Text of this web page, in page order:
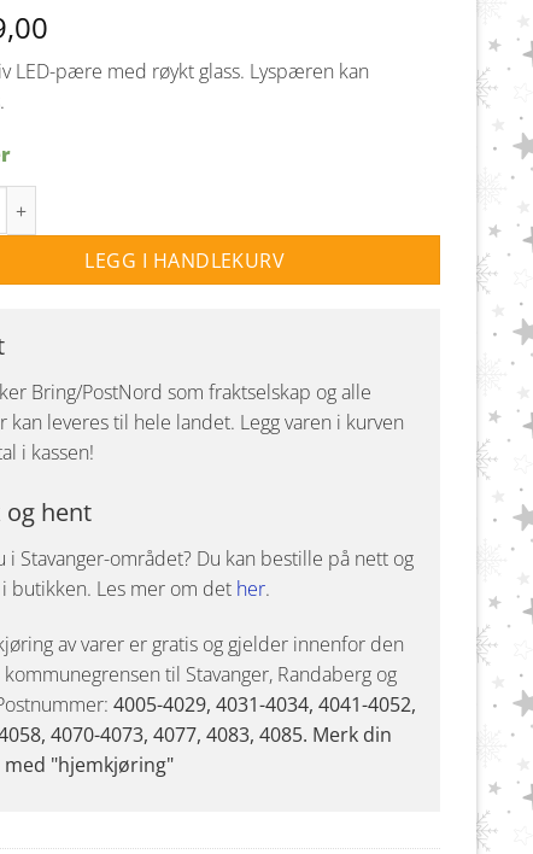
LED-pære med røykt glass. Lyspæren kan
spiral smoke E27 4W 90lm 95mm antall
LEGG I HANDLEKURV
Bring/PostNord som fraktselskap og alle
kan leveres til hele landet. Legg varen i kurven
i kassen!
og hent
i Stavanger-området? Du kan bestille på nett og
butikken. Les mer om det her.
av varer er gratis og gjelder innenfor den
kommunegrensen til Stavanger, Randaberg og
4005-4029, 4031-4034, 4041-4052,
4070-4073, 4077, 4083, 4085. Merk din
"hjemkjøring"